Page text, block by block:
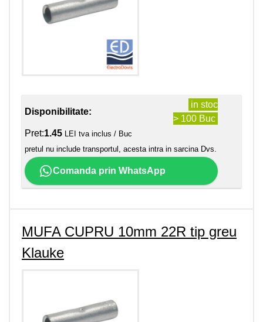
Disponibilitate:
in stoc
> 100 Buc
Pret:1.45 LEI tva inclus / Buc
pretul nu include transportul, acesta intra in sarcina Dvs.
Comanda prin WhatsApp
MUFA CUPRU 10mm 22R tip greu
Klauke